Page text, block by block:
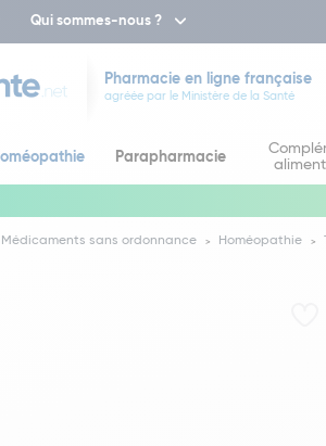
Qui sommes-nous ?
Pharmacie en ligne française
agréée par le Ministère de la Santé
Parapharmacie
Médicaments sans ordonnance Homéopathie